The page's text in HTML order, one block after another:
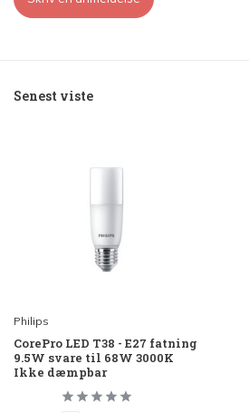
Senest viste
Philips
CorePro LED T38 - E27 fatning
9.5W svare til 68W 3000K
Ikke dæmpbar